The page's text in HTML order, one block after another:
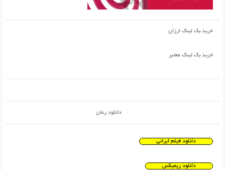
خرید بک لینک ارزان
خرید بک لینک معتبر
دانلود رمان
دانلود فیلم ایرانی
دانلود ریمیکس